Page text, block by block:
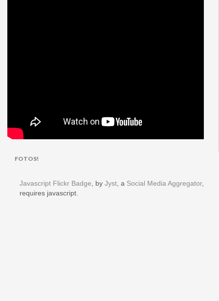
FOTOS!
Javascript Flickr Badge , by Jyst , a Social Media Aggregator,
requires javascript.